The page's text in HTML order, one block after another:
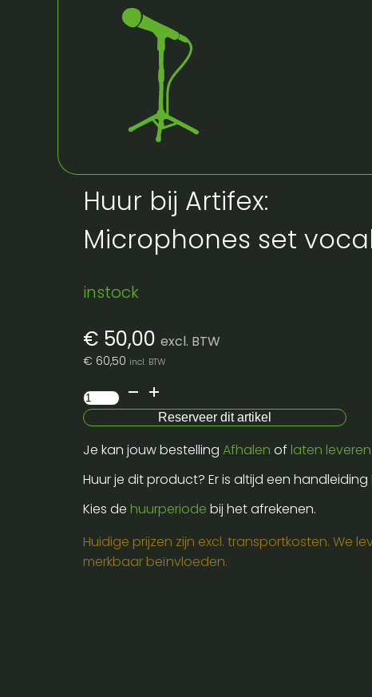
Huur bij Artifex:
Microphones set
instock
€ 50,00 excl. BTW
€ 60,50 incl. BTW
Microphones
set
vocal
&
instruments
aantal
Reserveer dit artikel
Je kan jouw bestelling Afhalen of laten leveren
Huur je dit product? Er is altijd een handleiding
Kies de huurperiode bij het afrekenen.
Huidige prijzen zijn excl. transportkosten. We
merkbaar beïnvloeden.